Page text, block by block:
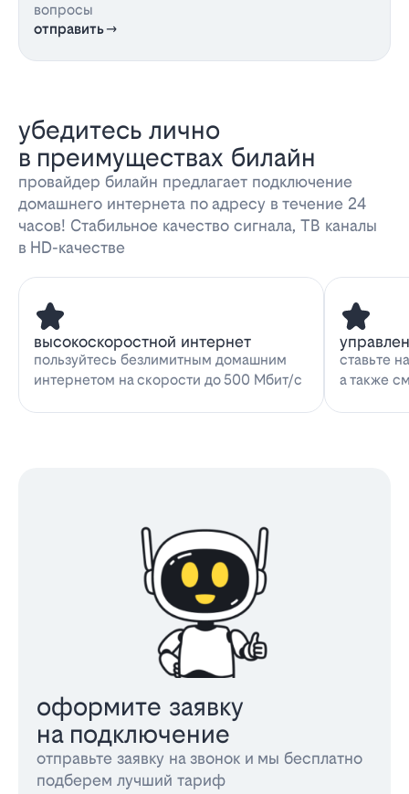
вопросы
отправить
убедитесь лично
в преимуществах билайн
провайдер билайн предлагает подключение
домашнего интернета по адресу в течение 24
часов! Стабильное качество сигнала, ТВ каналы
в HD-качестве
высокоскоростной интернет
пользуйтесь безлимитным домашним
интернетом на скорости до 500 Мбит/с
ставьте
а также
оформите заявку
на подключение
отправьте заявку на звонок и мы бесплатно
подберем лучший тариф